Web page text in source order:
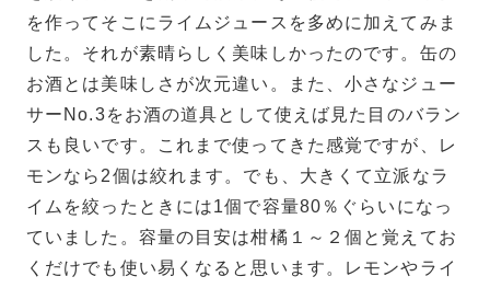
を作ってそこにライムジュースを多めに加えてみま
した。それが素晴らしく美味しかったのです。缶の
お酒とは美味しさが次元違い。また、小さなジュー
サーNo.3をお酒の道具として使えば見た目のバラン
スも良いです。これまで使ってきた感覚ですが、レ
モンなら2個は絞れます。でも、大きくて立派なラ
イムを絞ったときには1個で容量80％ぐらいになっ
ていました。容量の目安は柑橘１～２個と覚えてお
くだけでも使い易くなると思います。レモンやライ